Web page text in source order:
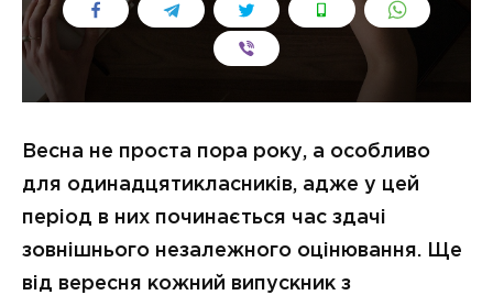
Весна не проста пора року, а особливо
для одинадцятикласників, адже у цей
період в них починається час здачі
зовнішнього незалежного оцінювання. Ще
від вересня кожний випускник з